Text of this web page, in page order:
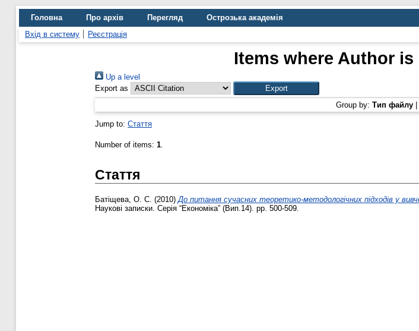
Головна Про архів Перегляд
Острозька академія
Вхід в систему
Реєстрація
Items where Author is
Up a level
Export as
Group by: Тип файлу|
Jump to: Стаття
Number of items: 1.
Стаття
Батіщева, О. С. (2010)До питання сучасних теоретико-методологічних підходів у
Наукові записки. Серія “Економіка” (Вип.14). pp. 500-509.